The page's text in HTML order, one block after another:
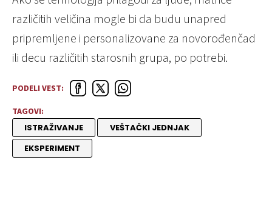
različitih veličina mogle bi da budu unapred
pripremljene i personalizovane za novorođenčad
ili decu različitih starosnih grupa, po potrebi.
PODELI VEST:
TAGOVI:
ISTRAŽIVANJE
VEŠTAČKI JEDNJAK
EKSPERIMENT